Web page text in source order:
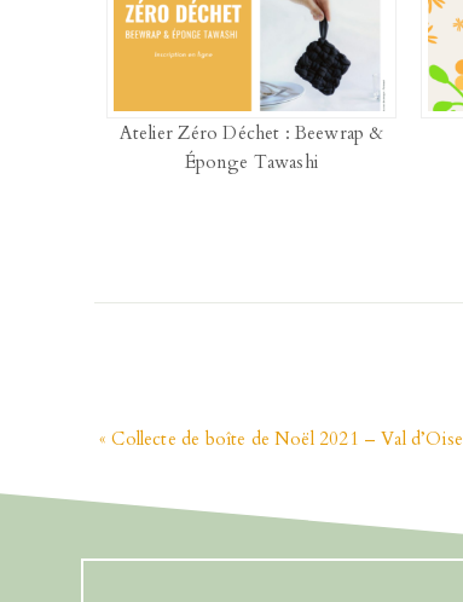
Atelier Zéro Déchet : Beewrap &
Éponge Tawashi
« Collecte de boîte de Noël 2021 – Val d’Oise